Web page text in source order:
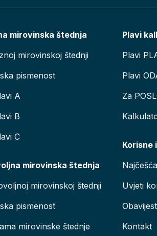
mirovinska štednja
mirovinskoj štednji
pismenost
A
B
C
mirovinska štednja
mirovinskoj štednji
pismenost
mirovinske štednje
Plavi
Plavi
Plavi
Za
Korisne
Uvjeti
Kontakt